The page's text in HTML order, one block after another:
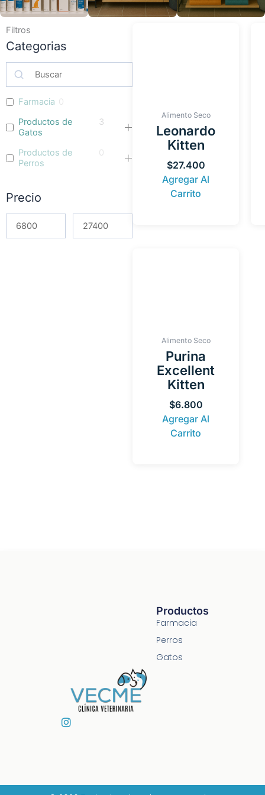
Filtros
Categorias
Farmacia 0
Productos de
Gatos
3
Productos de
Perros
0
Precio
Alimento Seco
Leonardo
Kitten
$27.400
Agregar Al
Carrito
Alimento Seco
Purina
Excellent
Kitten
$6.800
Agregar Al
Carrito
I
r
Productos
Farmacia
Perros
Gatos